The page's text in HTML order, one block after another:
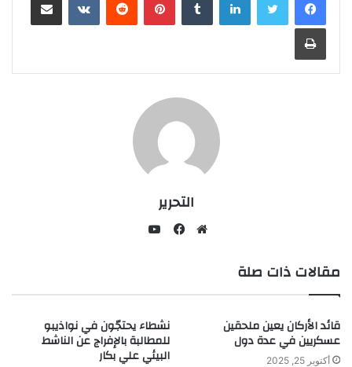
طباعة
التحرير
مقالات ذات صلة
قائد الأركان يعين ملحقين
عسكريين في عدة دول
أكتوبر 25, 2025
نشطاء يحتجّون في نواذيبو
للمطالبة بالإفراج عن الناشط
البيئي علي بكار